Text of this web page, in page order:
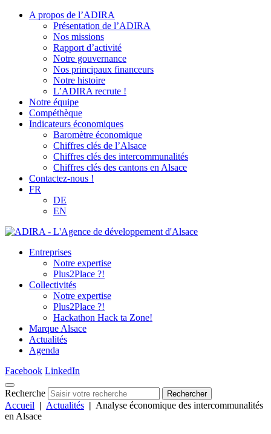
A propos de l’ADIRA
Présentation de l’ADIRA
Nos missions
Rapport d’activité
Notre gouvernance
Nos principaux financeurs
Notre histoire
L’ADIRA recrute !
Notre équipe
Compéthèque
Indicateurs économiques
Baromètre économique
Chiffres clés de l’Alsace
Chiffres clés des intercommunalités
Chiffres clés des cantons en Alsace
Contactez-nous !
FR
DE
EN
Entreprises
Notre expertise
Plus2Place ?!
Collectivités
Notre expertise
Plus2Place ?!
Hackathon Hack ta Zone!
Marque Alsace
Actualités
Agenda
Facebook LinkedIn
Recherche Rechercher
Accueil | Actualités | Analyse économique des intercommunalités
en Alsace